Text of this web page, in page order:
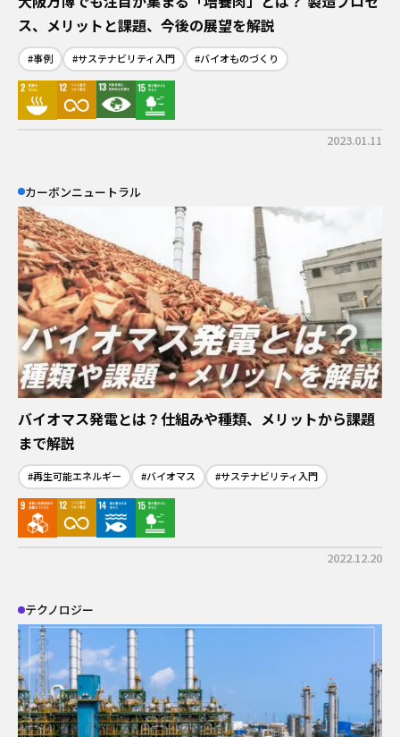
ス、メリットと課題、今後の展望を解説
#事例 #サステナビリティ入門 #バイオものづくり
2023.01.11
カーボンニュートラル
バイオマス発電とは？仕組みや種類、メリットから課題
まで解説
#再生可能エネルギー #バイオマス #サステナビリティ入門
2022.12.20
テクノロジー